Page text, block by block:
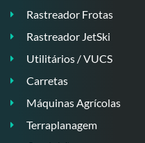
Rastreador Frotas
Rastreador JetSki
Utilitários / VUCS
Carretas
Máquinas Agrícolas
Terraplanagem